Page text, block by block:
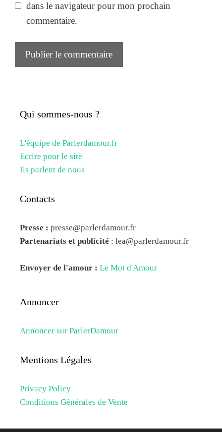
dans le navigateur pour mon prochain
commentaire.
Qui sommes-nous ?
L'équipe de Parlerdamour.fr
Ecrire pour le site
Ils parlent de nous
Contacts
Presse : presse@parlerdamour.fr
Partenariats et publicité : lea@parlerdamour.fr
Envoyer de l'amour : Le Mot d'Amour
Annoncer
Annoncer sur ParlerDamour
Mentions Légales
Privacy Policy
Conditions Générales de Vente